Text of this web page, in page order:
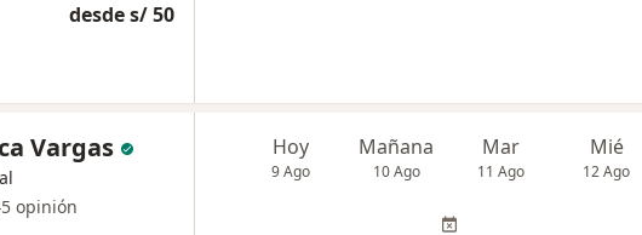
desde s/ 50
Vargas
opinión
Hoy
9 Ago
Mañana
10 Ago
Mar
11 Ago
Mié
12 Ago